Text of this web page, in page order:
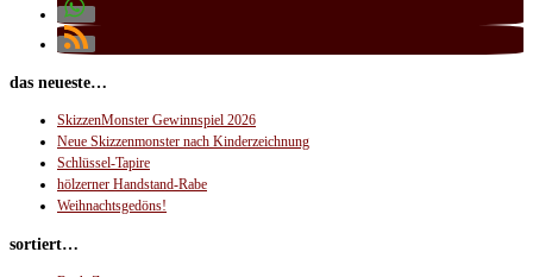
das neueste…
SkizzenMonster Gewinnspiel 2026
Neue Skizzenmonster nach Kinderzeichnung
Schlüssel-Tapire
hölzerner Handstand-Rabe
Weihnachtsgedöns!
sortiert…